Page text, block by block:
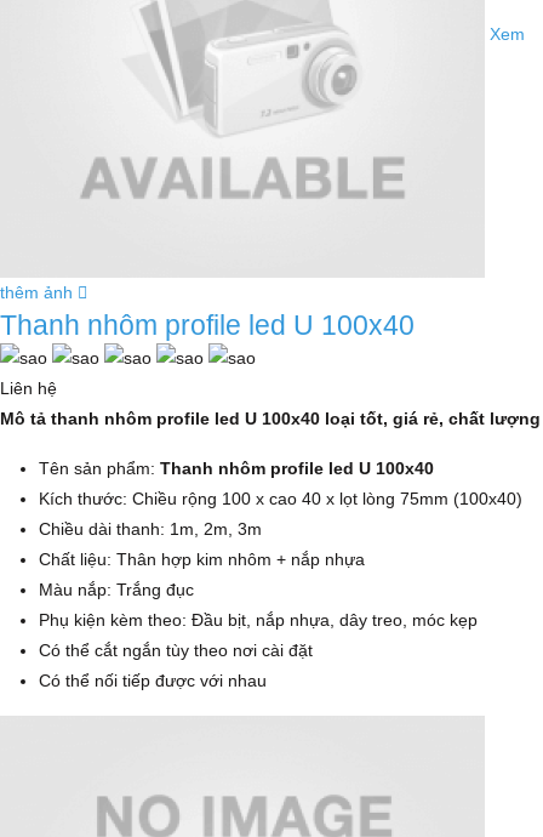
Xem
thêm ảnh
Thanh nhôm profile led U 100x40
Liên hệ
Mô tả thanh nhôm profile led U 100x40 loại tốt, giá rẻ, chất lượng
Tên sản phẩm: Thanh nhôm profile led U 100x40
Kích thước: Chiều rộng 100 x cao 40 x lọt lòng 75mm (100x40)
Chiều dài thanh: 1m, 2m, 3m
Chất liệu: Thân hợp kim nhôm + nắp nhựa
Màu nắp: Trắng đục
Phụ kiện kèm theo: Đầu bịt, nắp nhựa, dây treo, móc kẹp
Có thể cắt ngắn tùy theo nơi cài đặt
Có thể nối tiếp được với nhau